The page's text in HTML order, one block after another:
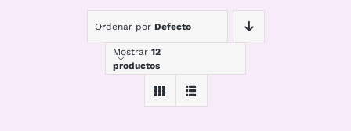
Ordenar por Defecto
Mostrar 12
productos